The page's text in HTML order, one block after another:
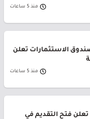
منذ 5 ساعات
الاستثمارات تعلن
منذ 5 ساعات
تعلن فتح التقديم في